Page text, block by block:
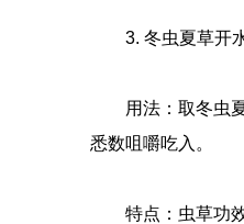
3. 冬虫夏草开
用法：取冬虫夏
悉数咀嚼吃入。
特点：虫草功效